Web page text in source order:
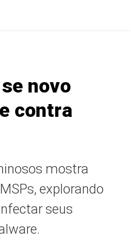
novo
contra
mostra
explorando
seus